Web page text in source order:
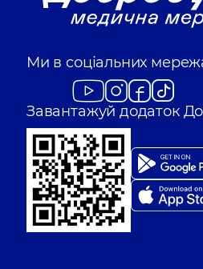
Ми в соціальних
Завантажуй додаток